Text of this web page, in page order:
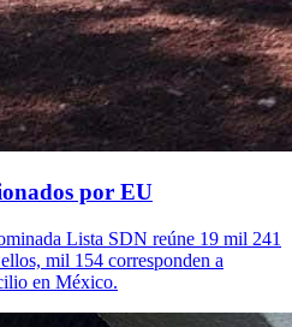
por EU
Lista SDN reúne 19 mil 241
mil 154 corresponden a
en México.